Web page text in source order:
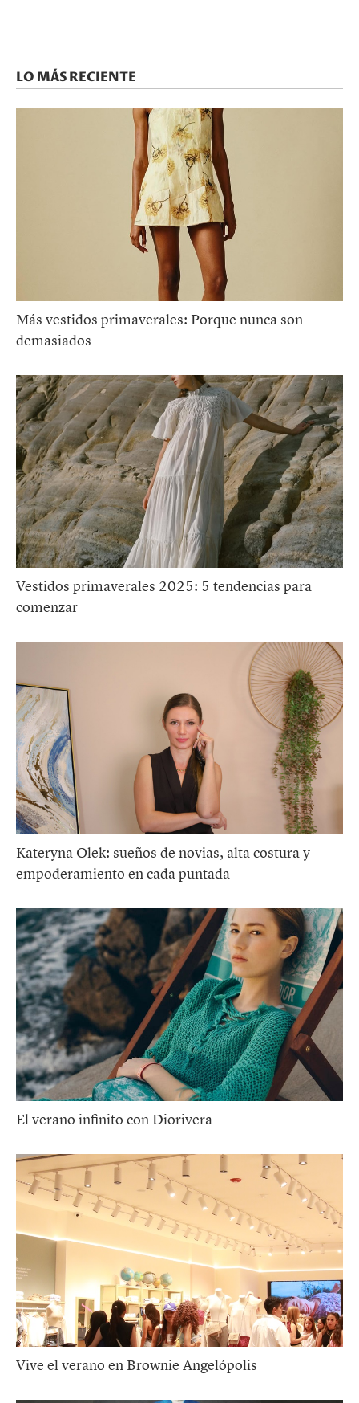
LO MÁS RECIENTE
Más vestidos primaverales: Porque nunca son
demasiados
Vestidos primaverales 2025: 5 tendencias para
comenzar
Kateryna Olek: sueños de novias, alta costura y
empoderamiento en cada puntada
El verano infinito con Diorivera
Vive el verano en Brownie Angelópolis